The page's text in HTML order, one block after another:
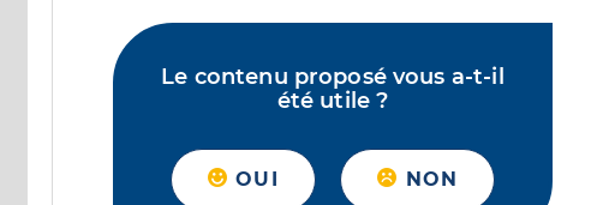
Le contenu proposé vous a-t-il
été utile ?
OUI NON